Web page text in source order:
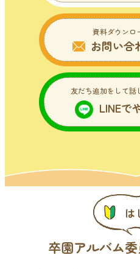
資料ダウンロ
お問い合
友だち追加をして話
LINEで
は
卒園アルバム